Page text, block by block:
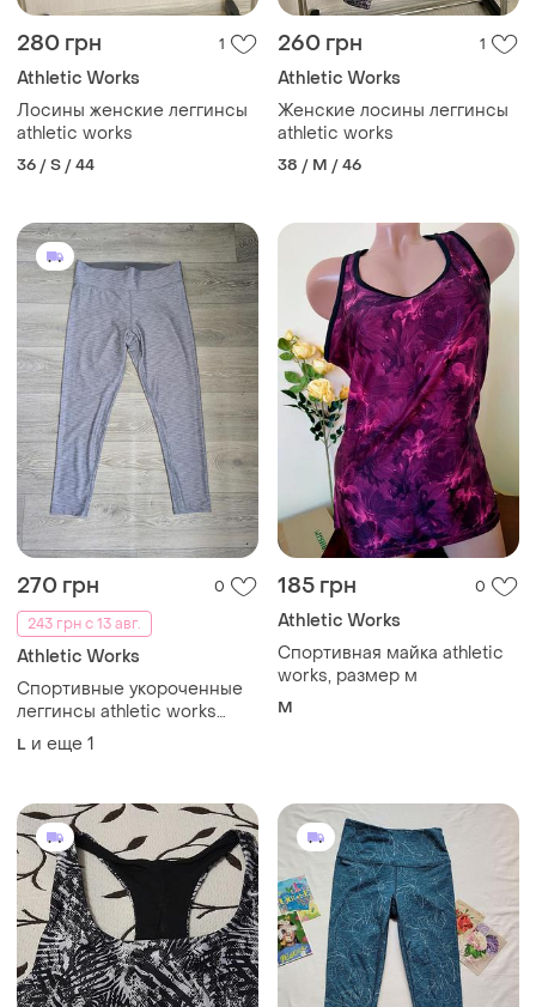
280 грн 1
Athletic Works
Лосины женские леггинсы
athletic works
36 / S / 44
260 грн 1
Athletic Works
Женские лосины леггинсы
athletic works
38 / M / 46
270 грн
0
243 грн с 13 авг.
Athletic Works
Спортивные укороченные
леггинсы athletic works
лосины для тренировок
L и еще 1
185 грн 0
Athletic Works
Спортивная майка athletic
works, размер м
M